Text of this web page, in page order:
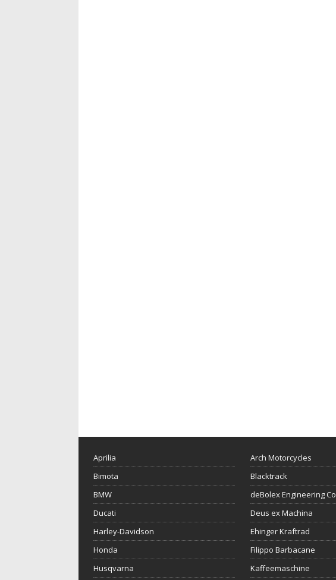
Aprilia
Bimota
BMW
Ducati
Harley-Davidson
Honda
Husqvarna
Arch Motorcycles
Blacktrack
deBolex Engineering Co
Deus ex Machina
Ehinger Kraftrad
Filippo Barbacane
Kaffeemaschine